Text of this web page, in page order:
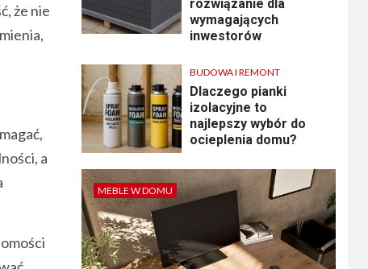
że nie
a
rozwiązanie dla
wymagających
inwestorów
BUDOWA I REMONT
Dlaczego pianki
izolacyjne to
najlepszy wybór do
ocieplenia domu?
MEBLE W DOMU